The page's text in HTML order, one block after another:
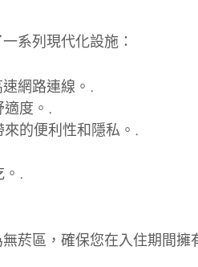
系列現代化設施：
網路連線。.
度。.
的便利性和隱私。.
。.
菸區，確保您在入住期間擁